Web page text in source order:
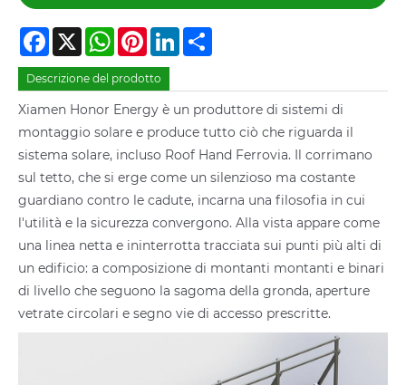
Facebook
X WhatsAppPinterestLinkedIn
Descrizione del prodotto
Xiamen Honor Energy è un produttore di sistemi di
montaggio solare e produce tutto ciò che riguarda il
sistema solare, incluso Roof Hand Ferrovia. Il corrimano
sul tetto, che si erge come un silenzioso ma costante
guardiano contro le cadute, incarna una filosofia in cui
l'utilità e la sicurezza convergono. Alla vista appare come
una linea netta e ininterrotta tracciata sui punti più alti di
un edificio: a composizione di montanti montanti e binari
di livello che seguono la sagoma della gronda, aperture
vetrate circolari e segno vie di accesso prescritte.